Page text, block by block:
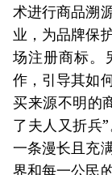
术进行商品溯
业，为品牌保
场注册商标。
作，引导其如
买来源不明的
了夫人又折兵
一条漫长且充
界和每一公民